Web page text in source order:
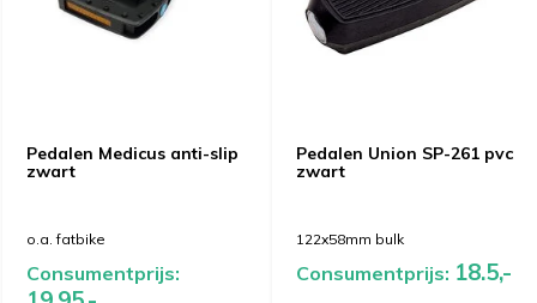
Pedalen Medicus anti-slip
zwart
o.a. fatbike
Consumentprijs:
Pedalen Union SP-261 pvc
zwart
122x58mm bulk
Consumentprijs: 18.5,-